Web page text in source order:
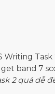
Writing
band 7
2 quá dễ